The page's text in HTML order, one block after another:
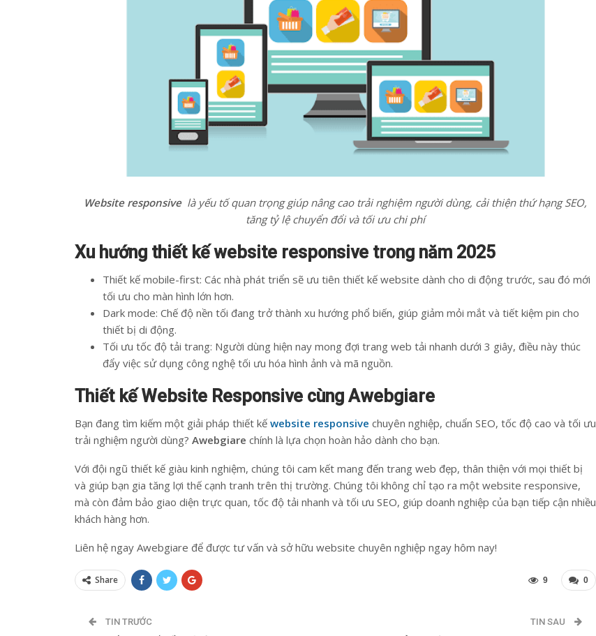
Website responsivelà yếu tố quan trọng giúp nâng cao trải nghiệm người dùng, cải thiện thứ hạng SEO,
tăng tỷ lệ chuyển đổi và tối ưu chi phí
Xu hướng thiết kế website responsive trong năm 2025
Thiết kế mobile-first: Các nhà phát triển sẽ ưu tiên thiết kế website dành cho di động trước, sau đó mới
tối ưu cho màn hình lớn hơn.
Dark mode: Chế độ nền tối đang trở thành xu hướng phổ biến, giúp giảm mỏi mắt và tiết kiệm pin cho
thiết bị di động.
Tối ưu tốc độ tải trang: Người dùng hiện nay mong đợi trang web tải nhanh dưới 3 giây, điều này thúc
đẩy việc sử dụng công nghệ tối ưu hóa hình ảnh và mã nguồn.
Thiết kế Website Responsive cùng Awebgiare
Bạn đang tìm kiếm một giải pháp thiết kế website responsive chuyên nghiệp, chuẩn SEO, tốc độ cao và tối ưu
trải nghiệm người dùng? Awebgiare chính là lựa chọn hoàn hảo dành cho bạn.
Với đội ngũ thiết kế giàu kinh nghiệm, chúng tôi cam kết mang đến trang web đẹp, thân thiện với mọi thiết bị
và giúp bạn gia tăng lợi thế cạnh tranh trên thị trường. Chúng tôi không chỉ tạo ra một website responsive,
mà còn đảm bảo giao diện trực quan, tốc độ tải nhanh và tối ưu SEO, giúp doanh nghiệp của bạn tiếp cận nhiều
khách hàng hơn.
Liên hệ ngay Awebgiare để được tư vấn và sở hữu website chuyên nghiệp ngay hôm nay!
Share 0
9
TIN TRƯỚC TIN SAU